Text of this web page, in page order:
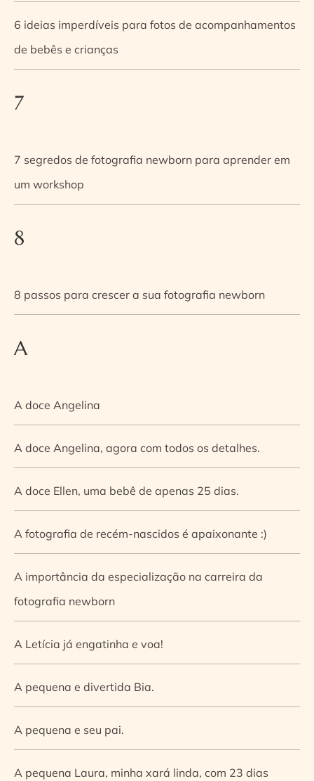
6 ideias imperdíveis para fotos de acompanhamentos
de bebês e crianças
7
7 segredos de fotografia newborn para aprender em
um workshop
8
8 passos para crescer a sua fotografia newborn
A
A doce Angelina
A doce Angelina, agora com todos os detalhes.
A doce Ellen, uma bebê de apenas 25 dias.
A fotografia de recém-nascidos é apaixonante :)
A importância da especialização na carreira da
fotografia newborn
A Letícia já engatinha e voa!
A pequena e divertida Bia.
A pequena e seu pai.
A pequena Laura, minha xará linda, com 23 dias